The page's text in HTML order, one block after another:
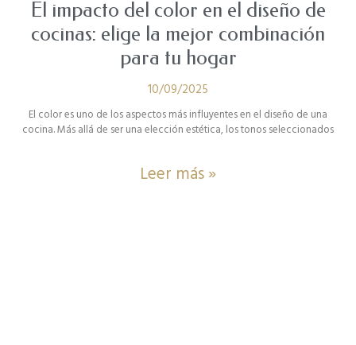
El impacto del color en el diseño de
cocinas: elige la mejor combinación
para tu hogar
10/09/2025
El color es uno de los aspectos más influyentes en el diseño de una
cocina. Más allá de ser una elección estética, los tonos seleccionados
Leer más »